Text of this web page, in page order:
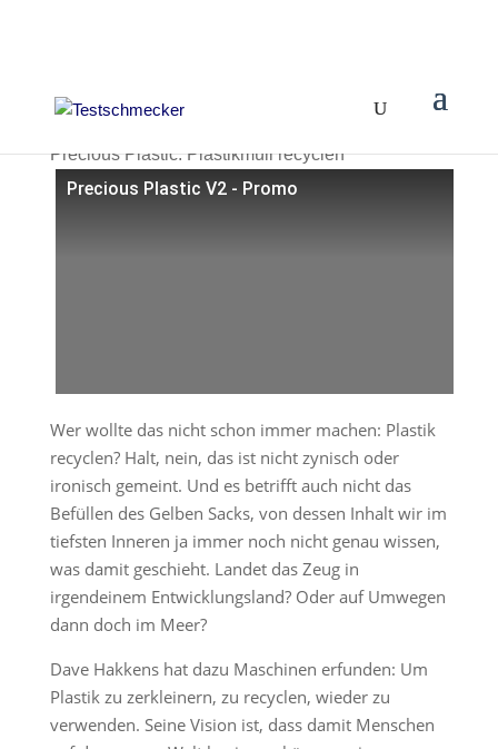
Precious Plastic: Plastikmüll recyclen
Precious Plastic V2 - Promo
Wer wollte das nicht schon immer machen: Plastik
recyclen? Halt, nein, das ist nicht zynisch oder
ironisch gemeint. Und es betrifft auch nicht das
Befüllen des Gelben Sacks, von dessen Inhalt wir im
tiefsten Inneren ja immer noch nicht genau wissen,
was damit geschieht. Landet das Zeug in
irgendeinem Entwicklungsland? Oder auf Umwegen
dann doch im Meer?
Dave Hakkens hat dazu Maschinen erfunden: Um
Plastik zu zerkleinern, zu recyclen, wieder zu
verwenden. Seine Vision ist, dass damit Menschen